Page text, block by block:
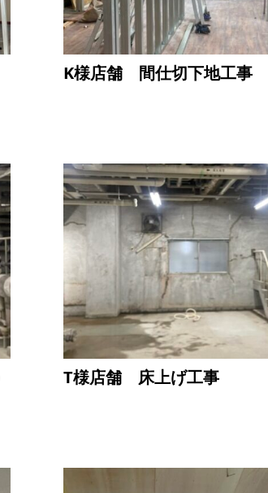
K様店舗 間仕切下地工事
T様店舗 床上げ工事